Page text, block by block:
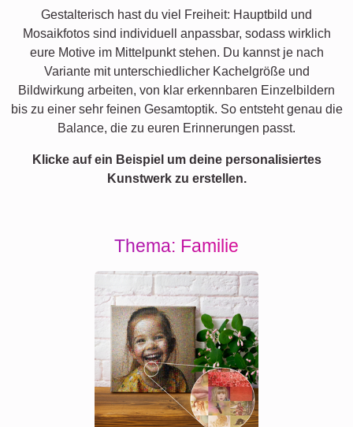
Gestalterisch hast du viel Freiheit: Hauptbild und
Mosaikfotos sind individuell anpassbar, sodass wirklich
eure Motive im Mittelpunkt stehen. Du kannst je nach
Variante mit unterschiedlicher Kachelgröße und
Bildwirkung arbeiten, von klar erkennbaren Einzelbildern
bis zu einer sehr feinen Gesamtoptik. So entsteht genau die
Balance, die zu euren Erinnerungen passt.
Klicke auf ein Beispiel um deine personalisiertes
Kunstwerk zu erstellen.
Thema: Familie